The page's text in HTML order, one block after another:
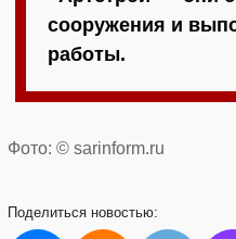
сооружения и
работы.
Фото: © sarinform.ru
Поделиться новостью: